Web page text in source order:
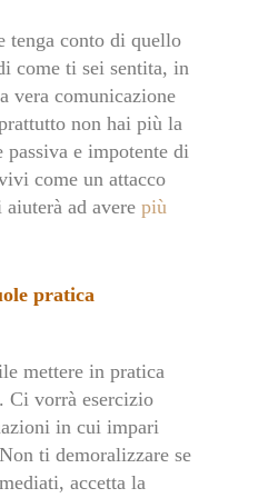
tenga conto di quello
come ti sei sentita, in
vera comunicazione
non hai più la
passiva e impotente di
come un attacco
ad avere più
pratica
mettere in pratica
Ci vorrà esercizio
in cui impari
ti demoralizzare se
accetta la